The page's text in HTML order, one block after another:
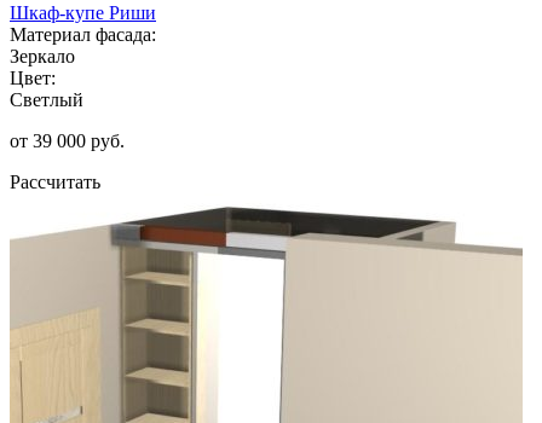
Шкаф-купе Риши
Материал фасада:
Зеркало
Цвет:
Светлый
от 39 000 руб.
Рассчитать